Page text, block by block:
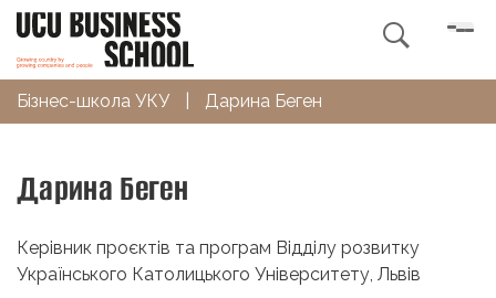

Бізнес-школа УКУ Дарина Беген
Дарина Беген
Керівник проєктів та програм Відділу розвитку
Українського Католицького Університету, Львів